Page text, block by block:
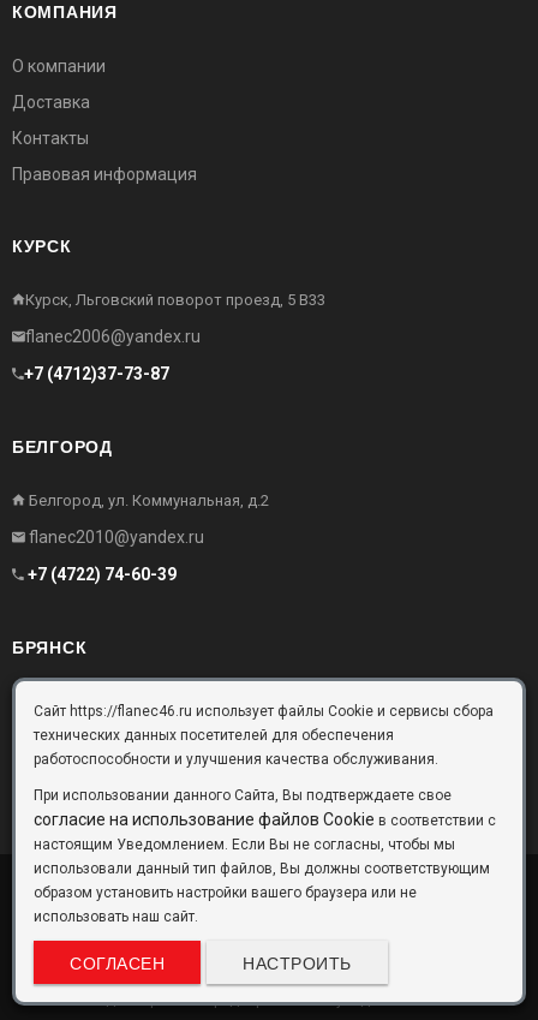
КОМПАНИЯ
О компании
Доставка
Контакты
Правовая информация
КУРСК
Курск, Льговский поворот проезд, 5 В33
flanec2006@yandex.ru
+7 (4712)37-73-87
БЕЛГОРОД
Белгород, ул. Коммунальная, д.2
flanec2010@yandex.ru
+7 (4722) 74-60-39
БРЯНСК
Брянск, Московский проезд, д.10, офис 3
flanec32@yandex.ru
Copyright © 2026 © ООО «Фланец-Комплект»
внешний вид товаров без предварительного уведомления.
Сайт https://flanec46.ru использует файлы Cookie и сервисы сбора
технических данных посетителей для обеспечения
работоспособности и улучшения качества обслуживания.
При использовании данного Сайта, Вы подтверждаете свое
согласие на использование файлов Cookie в соответствии с
настоящим Уведомлением. Если Вы не согласны, чтобы мы
использовали данный тип файлов, Вы должны соответствующим
образом установить настройки вашего браузера или не
использовать наш сайт.
СОГЛАСЕН НАСТРОИТЬ